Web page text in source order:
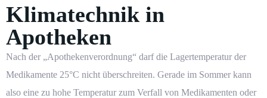
Klimatechnik in
Apotheken
Nach der „Apothekenverordnung“ darf die Lagertemperatur der
Medikamente 25°C nicht überschreiten. Gerade im Sommer kann
also eine zu hohe Temperatur zum Verfall von Medikamenten oder